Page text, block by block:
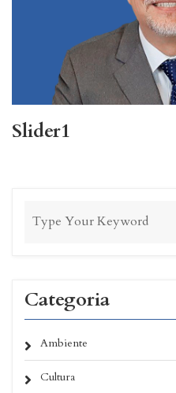
Slider1
Categoria
Ambiente
Cultura